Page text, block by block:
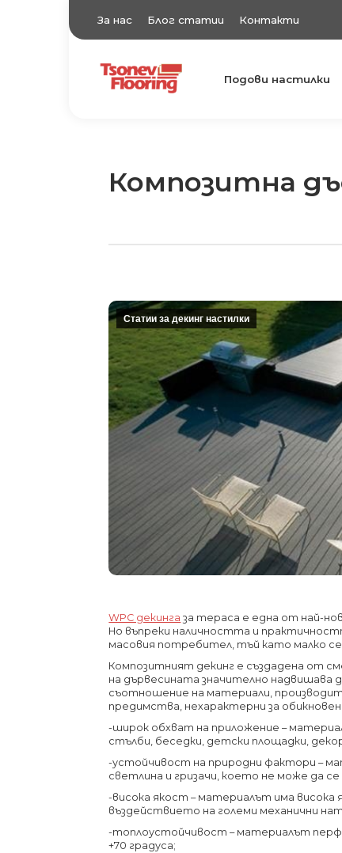
За нас Блог статии Контакти
TsonevFlooring
Подови настилки Подови настилки
Композитна
Статии за декинг настилки
WPC декинга за тераса е една от най-
Но въпреки наличността и
масовия потребител, тъй като малко
Композитният декинг е създадена от
на дървесината значително надвишава
съотношение на материали,
предимства, нехарактерни за
-широк обхват на приложение –
стълби, беседки, детски площадки,
-устойчивост на природни фактори –
светлина и гризачи, което не може да
-висока якост – материалът има висока
въздействието на големи механични
-топлоустойчивост – материалът
+70 градуса;